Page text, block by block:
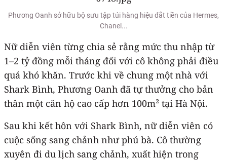
Phương Oanh sở hữu bộ sưu tập túi hàng hiệu đắt tiền của Hermes,
Chanel...
Nữ diễn viên từng chia sẻ rằng mức thu nhập từ
1–2 tỷ đồng mỗi tháng đối với cô không phải điều
quá khó khăn. Trước khi về chung một nhà với
Shark Bình, Phương Oanh đã tự thưởng cho bản
thân một căn hộ cao cấp hơn 100m² tại Hà Nội.
Sau khi kết hôn với Shark Bình, nữ diễn viên có
cuộc sống sang chảnh như phú bà. Cô thường
xuyên đi du lịch sang chảnh, xuất hiện trong